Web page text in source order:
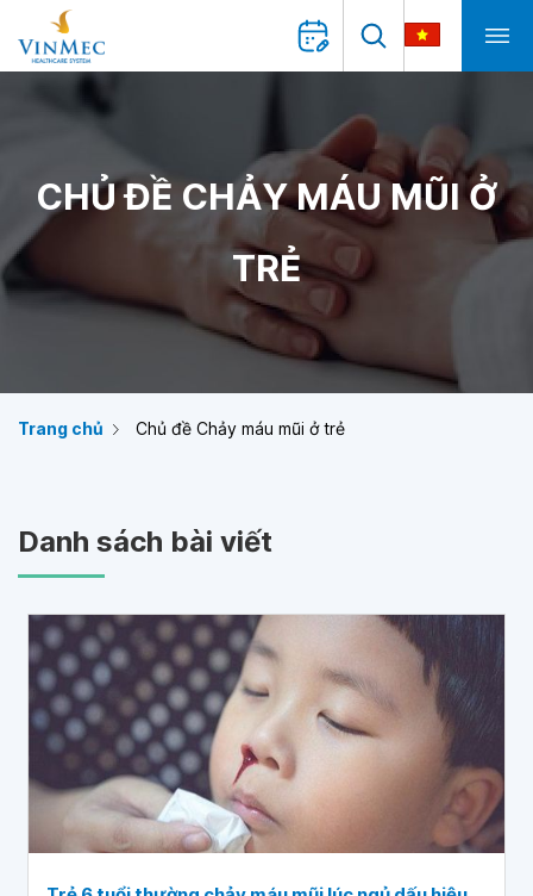
CHỦ ĐỀ CHẢY MÁU MŨI Ở
TRẺ
Trang chủ Chủ đề Chảy máu mũi ở trẻ
Danh sách bài viết